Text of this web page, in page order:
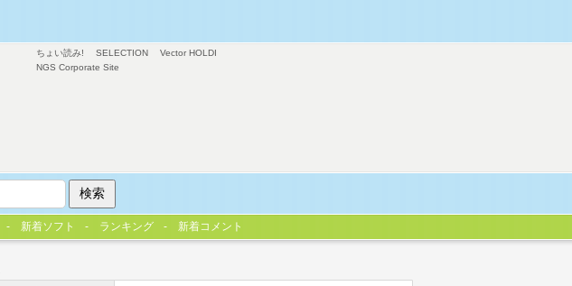
ちょい読み! SELECTION
Vector HOLDI
NGS Corporate Site
新着ソフト ランキング 新着コメント